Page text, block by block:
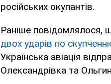
російських окупантів.
Раніше повідомлялося,
двох ударів по
Українська авіація
Олександрівка та